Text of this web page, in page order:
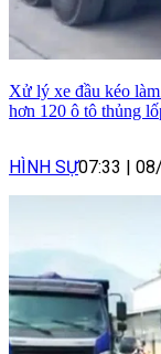
Xử lý xe đầu kéo
hơn 120 ô tô thủng
HÌNH SỰ07:33 |